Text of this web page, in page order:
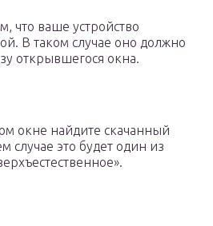
что ваше устройство
В таком случае оно должно
открывшегося окна.
окне найдите скачанный
это будет один из